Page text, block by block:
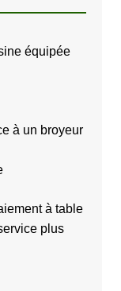
équipée
à un broyeur
à table
plus